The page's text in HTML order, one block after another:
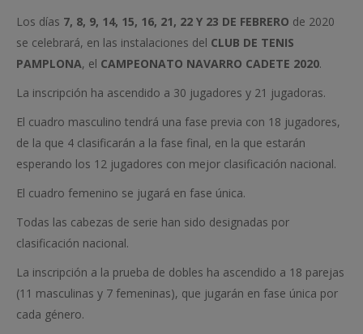
Los días 7, 8, 9, 14, 15, 16, 21, 22 Y 23 DE FEBRERO de 2020
se celebrará, en las instalaciones del CLUB DE TENIS
PAMPLONA, el CAMPEONATO NAVARRO CADETE 2020.
La inscripción ha ascendido a 30 jugadores y 21 jugadoras.
El cuadro masculino tendrá una fase previa con 18 jugadores,
de la que 4 clasificarán a la fase final, en la que estarán
esperando los 12 jugadores con mejor clasificación nacional.
El cuadro femenino se jugará en fase única.
Todas las cabezas de serie han sido designadas por
clasificación nacional.
La inscripción a la prueba de dobles ha ascendido a 18 parejas
(11 masculinas y 7 femeninas), que jugarán en fase única por
cada género.